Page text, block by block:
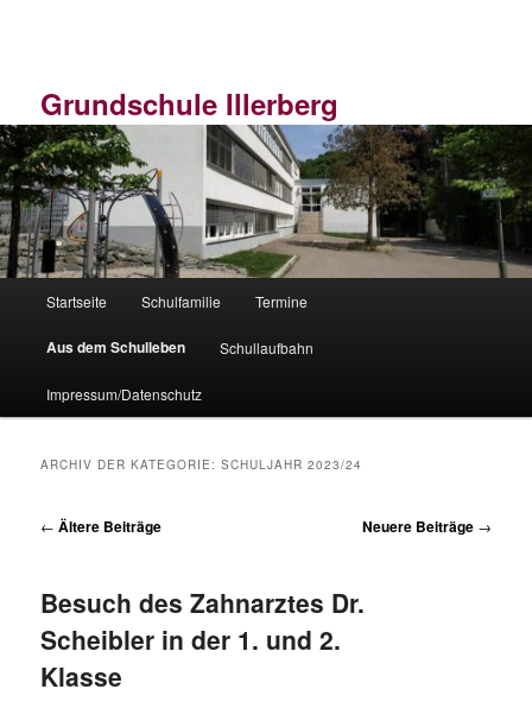
Grundschule Illerberg
Startseite Schulfamilie Termine
Aus dem Schulleben Schullaufbahn
Impressum/Datenschutz
ARCHIV DER KATEGORIE:SCHULJAHR 2023/24
Beitragsnavigation
← Ältere Beiträge Neuere Beiträge →
Besuch des Zahnarztes Dr.
Scheibler in der 1. und 2.
Klasse